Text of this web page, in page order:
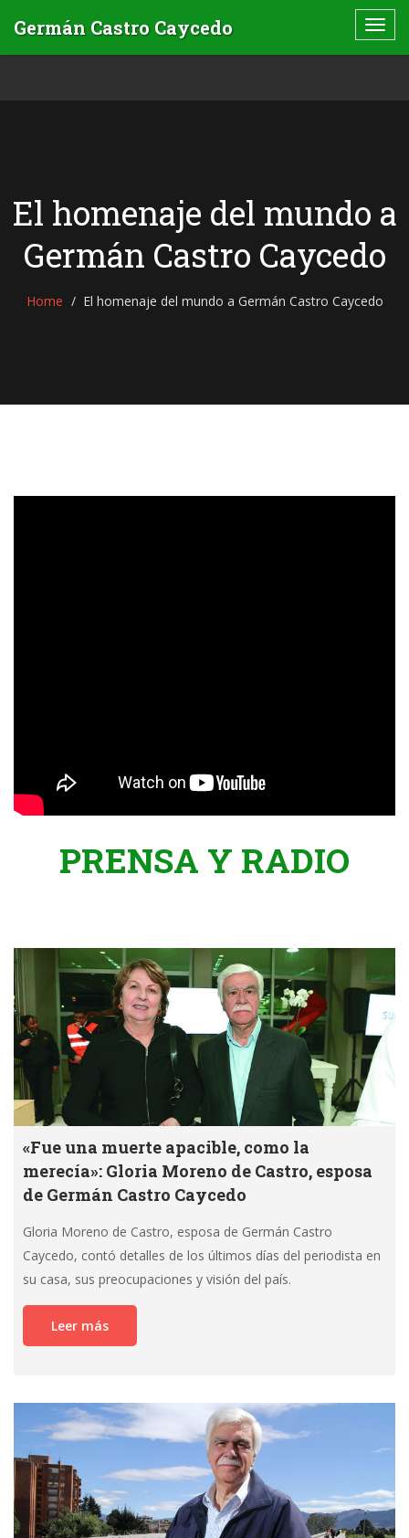
El homenaje del mundo a
Germán Castro Caycedo
Home El homenaje del mundo a Germán Castro Caycedo
PRENSA Y RADIO
«Fue una muerte apacible, como la
merecía»: Gloria Moreno de Castro, esposa
de Germán Castro Caycedo
Gloria Moreno de Castro, esposa de Germán Castro
Caycedo, contó detalles de los últimos días del periodista en
su casa, sus preocupaciones y visión del país.
Leer más